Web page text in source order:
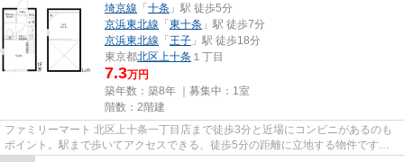
埼京線 「 十条 」駅 徒歩5分
京浜東北線 「 東十条 」駅 徒歩7分
京浜東北線 「 王子 」駅 徒歩18分
東京都北区上十条 １丁目
7.3万円
築年数：築8年 ｜募集中： 1室
階数：2階建
ファミリーマート 北区上十条一丁目店まで徒歩3分と近場にコンビニがあるのも
ポイント。駅まで歩いてアクセスできる、徒歩5分の距離に立地する物件です。